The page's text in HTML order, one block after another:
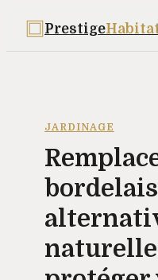
Prestige
Déco
Bricolage
Jardinage
Immobilier
JARDINAGE